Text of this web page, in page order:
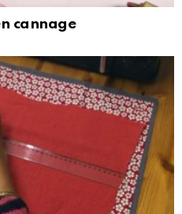
cannage